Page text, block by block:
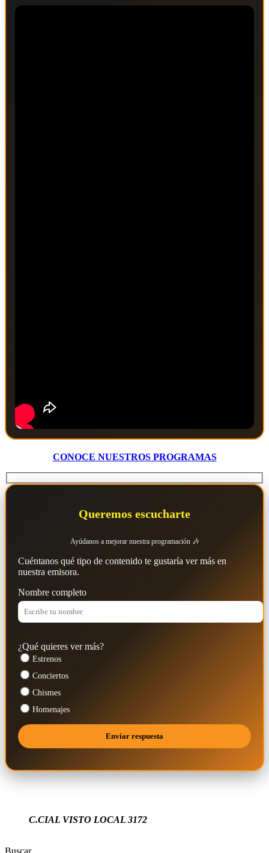
CONOCE NUESTROS PROGRAMAS
Queremos escucharte
Ayúdanos a mejorar nuestra programación 🎶
Cuéntanos qué tipo de contenido te gustaría ver más en
nuestra emisora.
Nombre completo
¿Qué quieres ver más?
Estrenos
Conciertos
Chismes
Homenajes
C.CIAL VISTO LOCAL 3172
Buscar